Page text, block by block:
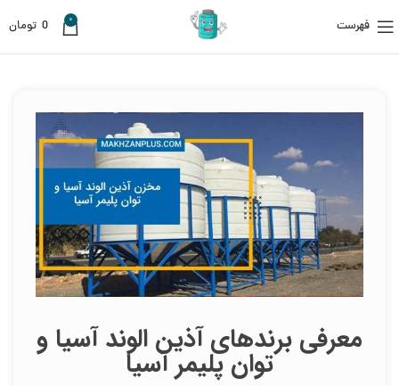
فهرست 0 تومان 0
معرفی برندهای آذین الوند آسیا و
توان پلیمر آسیا